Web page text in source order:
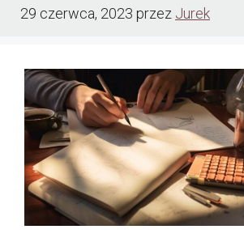
29 czerwca, 2023 przez Jurek